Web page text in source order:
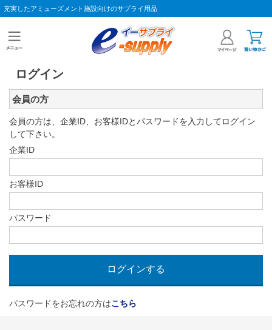
充実したアミューズメント施設向けのサプライ用品
ログイン
会員の方
会員の方は、企業ID、お客様IDとパスワードを入力してログイン
して下さい。
企業ID
お客様ID
パスワード
パスワードをお忘れの方はこちら